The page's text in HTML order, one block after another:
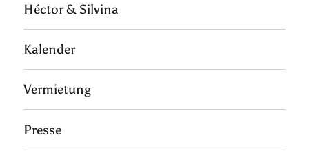
Héctor & Silvina
Kalender
Vermietung
Presse